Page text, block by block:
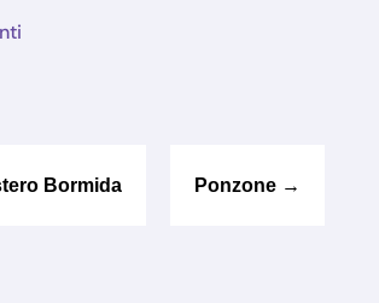
Bormida Ponzone →